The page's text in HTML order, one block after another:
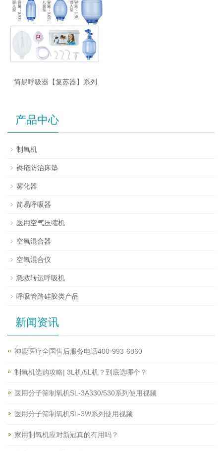
简易呼吸器【复苏器】系列
产品中心
制氧机
褥疮防治床垫
雾化器
简易呼吸器
医用空气压缩机
空氧混合器
空氧混合仪
急救转运呼吸机
呼吸管路硅胶类产品
新闻资讯
神鹿医疗全国售后服务电话400-993-6860
制氧机选购攻略| 3L机/5L机？到底选哪个？
医用分子筛制氧机SL-3A330/530系列使用视频
医用分子筛制氧机SL-3W系列使用视频
家用制氧机应对新冠真的有用吗？